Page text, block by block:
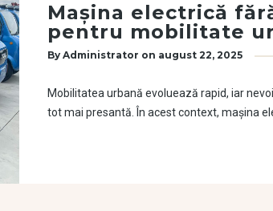
Mașina electrică
pentru mobilitate
By Administrator on august 22, 2025
Mobilitatea urbană evoluează rapid, iar
tot mai presantă. În acest context, mașina